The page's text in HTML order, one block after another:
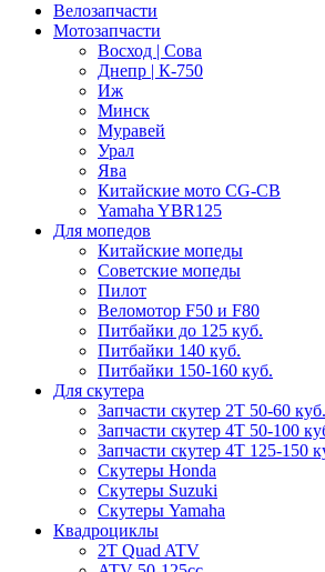
Велозапчасти
Мотозапчасти
Восход | Сова
Днепр | К-750
Иж
Минск
Муравей
Урал
Ява
Китайские мото CG-CB
Yamaha YBR125
Для мопедов
Китайские мопеды
Советские мопеды
Пилот
Веломотор F50 и F80
Питбайки до 125 куб.
Питбайки 140 куб.
Питбайки 150-160 куб.
Для скутера
Запчасти скутер 2Т 50-60 куб.
Запчасти скутер 4Т 50-100
Запчасти скутер 4Т 125-150
Скутеры Honda
Скутеры Suzuki
Скутеры Yamaha
Квадроциклы
2T Quad ATV